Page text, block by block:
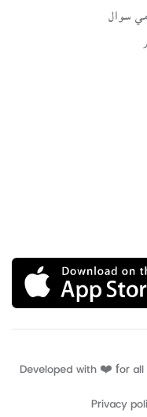
سوال
Developed with ❤️ for all